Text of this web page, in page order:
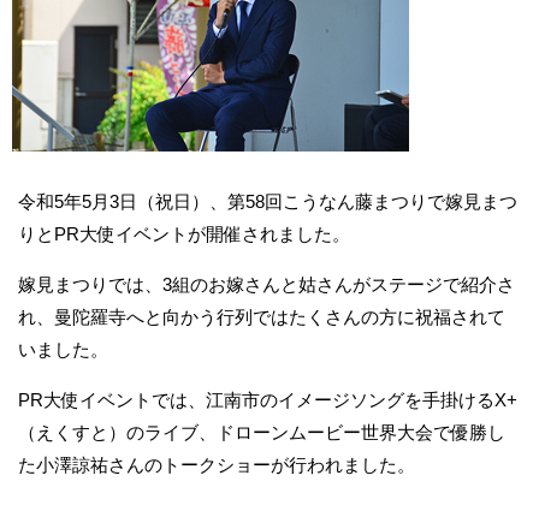
令和5年5月3日（祝日）、第58回こうなん藤まつりで嫁見まつ
りとPR大使イベントが開催されました。
嫁見まつりでは、3組のお嫁さんと姑さんがステージで紹介さ
れ、曼陀羅寺へと向かう行列ではたくさんの方に祝福されて
いました。
PR大使イベントでは、江南市のイメージソングを手掛けるX+
（えくすと）のライブ、ドローンムービー世界大会で優勝し
た小澤諒祐さんのトークショーが行われました。